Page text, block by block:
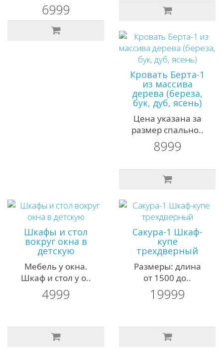
6999
Кровать Берта-1
из массива
дерева (береза,
бук, дуб, ясень)
Цена указана за
размер спально..
8999
Шкафы и стол
вокруг окна в
детскую
Мебель у окна.
Шкаф и стол у о..
4999
Сакура-1 Шкаф-
купе
трехдверный
Размеры: длина
от 1500 до..
19999